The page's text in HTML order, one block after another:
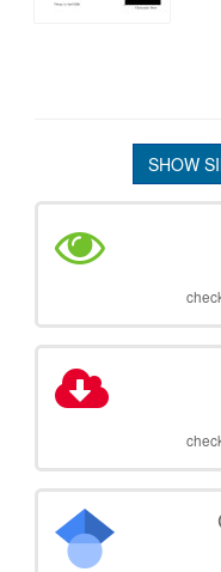
SHOW